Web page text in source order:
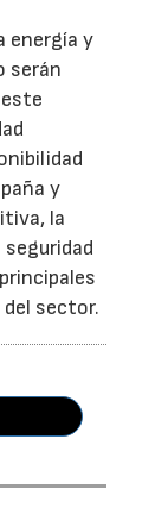
energía y
serán
y
la
sector.